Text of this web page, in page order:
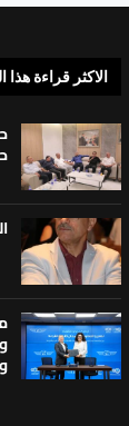
الاكثر قراءة هذا